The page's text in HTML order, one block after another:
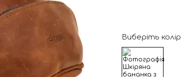
Виберіть колір